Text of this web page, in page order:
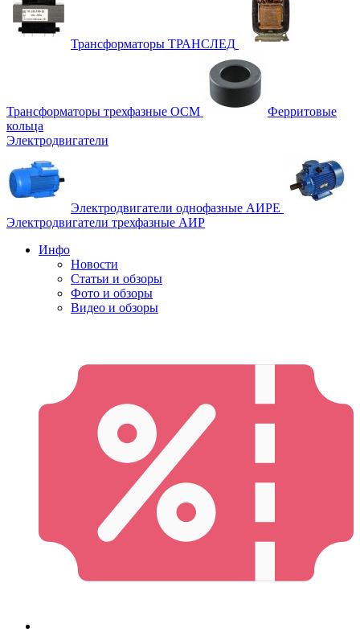
Трансформаторы ТРАНСЛЕД
Трансформаторы трехфазные ОСМ
Ферритовые
кольца
Электродвигатели
Электродвигатели однофазные АИРЕ
Электродвигатели трехфазные АИР
Инфо
Новости
Статьи и обзоры
Фото и обзоры
Видео и обзоры